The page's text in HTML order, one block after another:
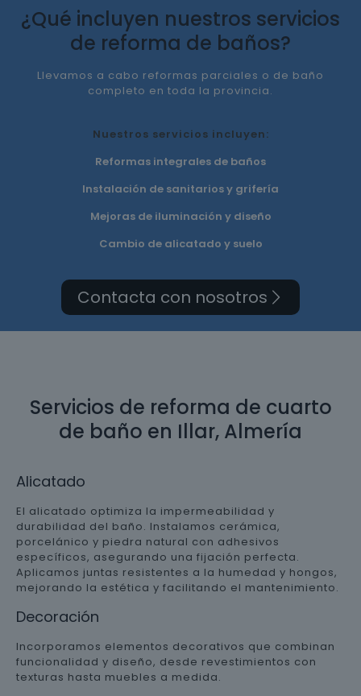
¿Qué incluyen nuestros servicios
de reforma de baños?
Llevamos a cabo reformas parciales o de baño
completo en toda la provincia.
Nuestros servicios incluyen:
Reformas integrales de baños
Instalación de sanitarios y grifería
Mejoras de iluminación y diseño
Cambio de alicatado y suelo
Contacta con nosotros
Servicios de reforma de cuarto
de baño en Illar, Almería
Alicatado
El alicatado optimiza la impermeabilidad y
durabilidad del baño. Instalamos cerámica,
porcelánico y piedra natural con adhesivos
específicos, asegurando una fijación perfecta.
Aplicamos juntas resistentes a la humedad y hongos,
mejorando la estética y facilitando el mantenimiento.
Decoración
Incorporamos elementos decorativos que combinan
funcionalidad y diseño, desde revestimientos con
texturas hasta muebles a medida.